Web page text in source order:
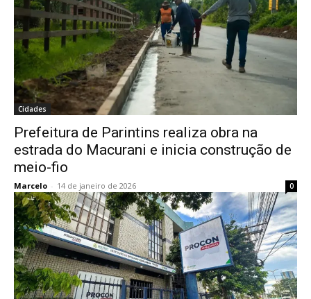
Cidades
Prefeitura de Parintins realiza obra na
estrada do Macurani e inicia construção de
meio-fio
Marcelo - 14 de janeiro de 2026 0